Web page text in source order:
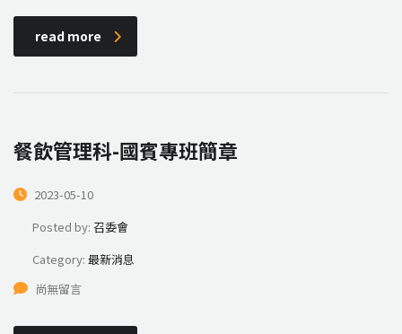
read more
餐飲管理科-國賓專班簡章
2023-05-10
Posted by: 召委會
Category: 最新消息
尚無留言